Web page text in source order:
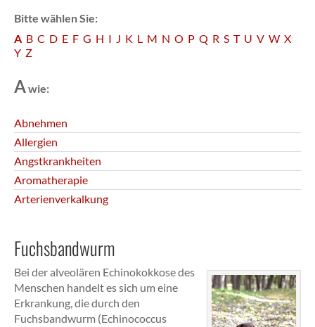
Bitte wählen Sie:
A B C D E F G H I J K L M N O P Q R S T U V W X
Y Z
Awie:
Abnehmen
Allergien
Angstkrankheiten
Aromatherapie
Arterienverkalkung
Fuchsbandwurm
Bei der alveolären Echinokokkose des
Menschen handelt es sich um eine
Erkrankung, die durch den
Fuchsbandwurm (Echinococcus